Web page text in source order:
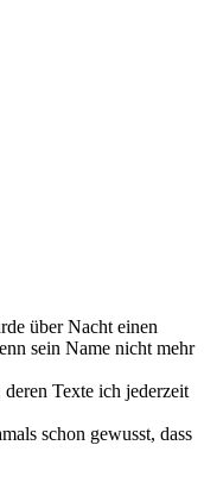
über Nacht einen
sein Name nicht mehr
Texte ich jederzeit
schon gewusst, dass